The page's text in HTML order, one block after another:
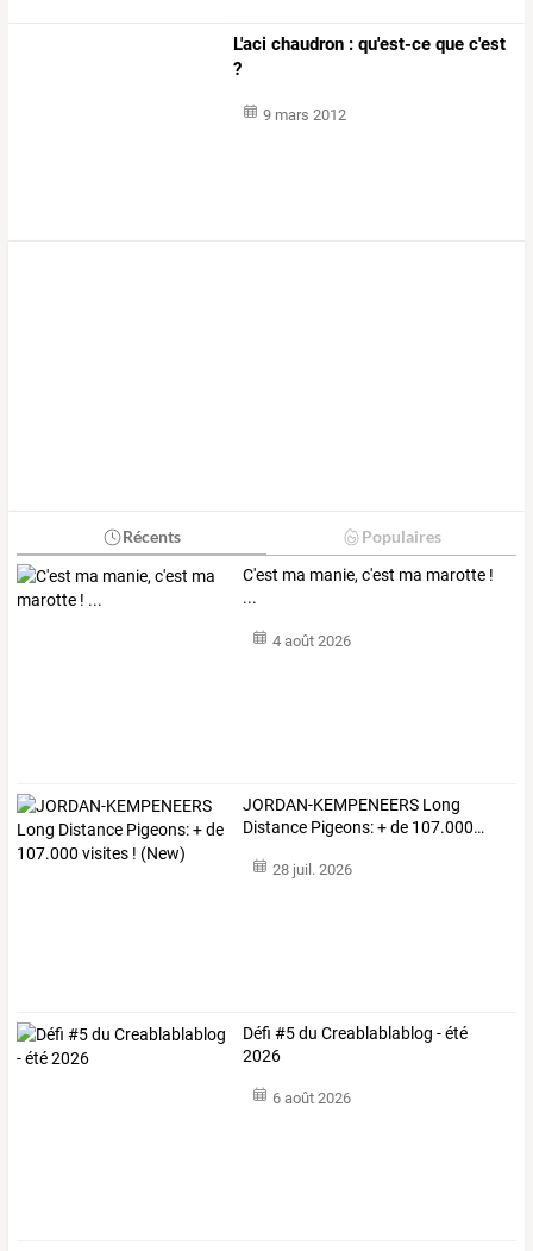
L'aci chaudron : qu'est-ce que c'est
?
9 mars 2012
Récents Populaires
C'est ma manie, c'est ma marotte !
...
4 août 2026
JORDAN-KEMPENEERS Long
Distance Pigeons:+de 107.000…
28 juil. 2026
Défi #5 du Creablablablog - été
2026
6 août 2026